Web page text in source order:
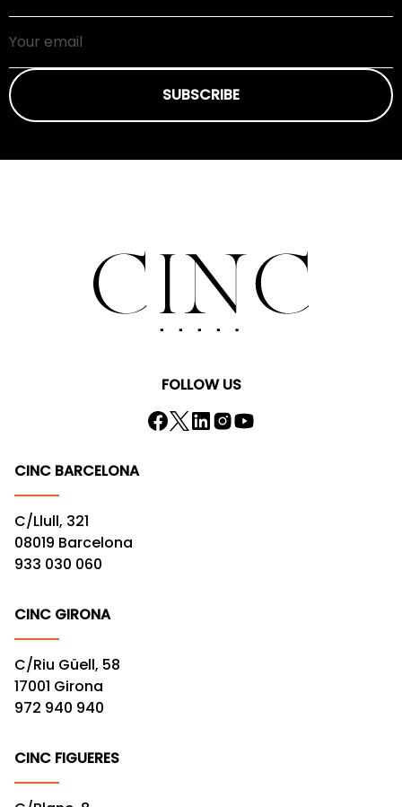
SUBSCRIBE
FOLLOW US
CINC BARCELONA
C/Llull, 321
08019 Barcelona
933 030 060
CINC GIRONA
C/Riu Güell, 58
17001 Girona
972 940 940
CINC FIGUERES